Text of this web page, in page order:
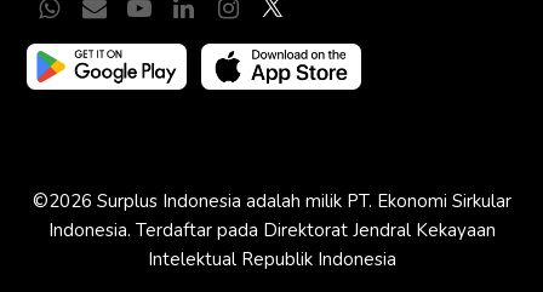
Whatsapp
EmailYouTubeLinkedIn
Instagram
Twitter
©2026 Surplus Indonesia adalah milik PT. Ekonomi Sirkular
Indonesia. Terdaftar pada Direktorat Jendral Kekayaan
Intelektual Republik Indonesia